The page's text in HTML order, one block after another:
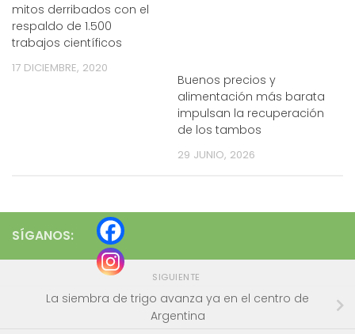
mitos derribados con el
respaldo de 1.500
trabajos científicos
17 DICIEMBRE, 2020
Buenos precios y
alimentación más barata
impulsan la recuperación
de los tambos
29 JUNIO, 2026
SÍGANOS:
SIGUIENTE
La siembra de trigo avanza ya en el centro de
Argentina